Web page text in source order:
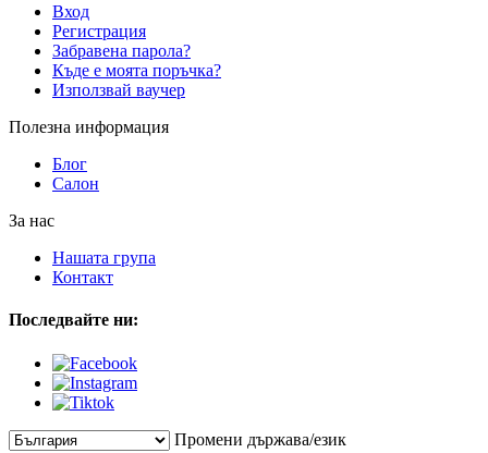
Вход
Регистрация
Забравена парола?
Къде е моята поръчка?
Използвай ваучер
Полезна информация
Блог
Салон
За нас
Нашата група
Контакт
Последвайте ни:
Промени държава/език